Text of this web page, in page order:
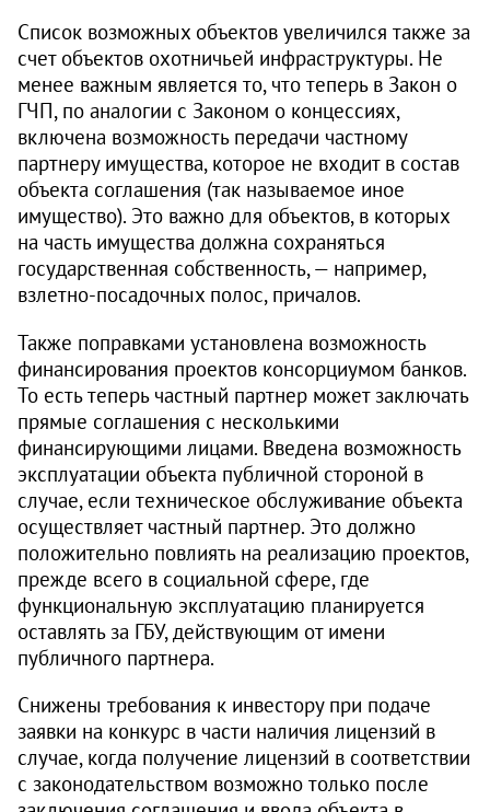
Список возможных объектов увеличился также за
счет объектов охотничьей инфраструктуры. Не
менее важным является то, что теперь в Закон о
ГЧП, по аналогии с Законом о концессиях,
включена возможность передачи частному
партнеру имущества, которое не входит в состав
объекта соглашения (так называемое иное
имущество). Это важно для объектов, в которых
на часть имущества должна сохраняться
государственная собственность, — например,
взлетно-посадочных полос, причалов.
Также поправками установлена возможность
финансирования проектов консорциумом банков.
То есть теперь частный партнер может заключать
прямые соглашения с несколькими
финансирующими лицами. Введена возможность
эксплуатации объекта публичной стороной в
случае, если техническое обслуживание объекта
осуществляет частный партнер. Это должно
положительно повлиять на реализацию проектов,
прежде всего в социальной сфере, где
функциональную эксплуатацию планируется
оставлять за ГБУ, действующим от имени
публичного партнера.
Снижены требования к инвестору при подаче
заявки на конкурс в части наличия лицензий в
случае, когда получение лицензий в соответствии
с законодательством возможно только после